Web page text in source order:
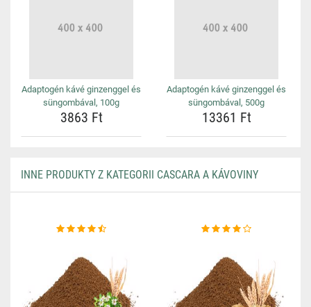
Adaptogén kávé ginzenggel és
süngombával, 100g
3863 Ft
Adaptogén kávé ginzenggel és
süngombával, 500g
13361 Ft
INNE PRODUKTY Z KATEGORII CASCARA A KÁVOVINY